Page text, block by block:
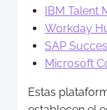
IBM Talent
Workday
SAP
Microsoft
Estas